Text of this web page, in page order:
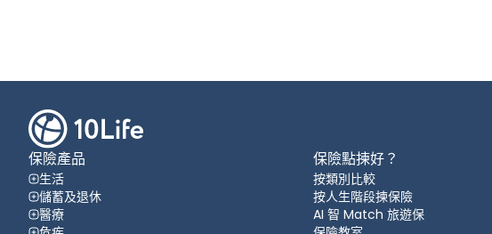
保險產品
生活
儲蓄及退休
醫療
保險點揀好？
按類別比較
按人生階段揀保險
AI 智 Match 旅遊保